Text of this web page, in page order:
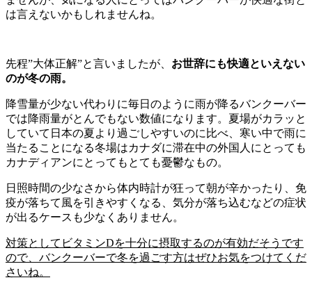
は言えないかもしれませんね。
先程”大体正解”と言いましたが、 お世辞にも快適といえない
のが冬の雨。
降雪量が少ない代わりに毎日のように雨が降るバンクーバー
では降雨量がとんでもない数値になります。夏場がカラッと
していて日本の夏より過ごしやすいのに比べ、寒い中で雨に
当たることになる冬場はカナダに滞在中の外国人にとっても
カナディアンにとってもとても憂鬱なもの。
日照時間の少なさから体内時計が狂って朝が辛かったり、免
疫が落ちて風を引きやすくなる、気分が落ち込むなどの症状
が出るケースも少なくありません。
対策としてビタミンDを十分に摂取するのが有効だそうです
ので、バンクーバーで冬を過ごす方はぜひお気をつけてくだ
さいね。